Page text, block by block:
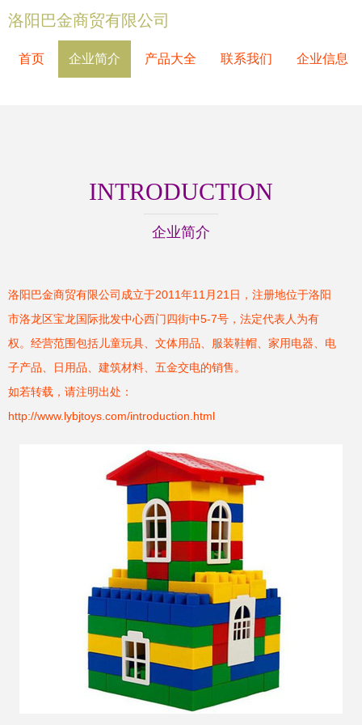
洛阳巴金商贸有限公司
首页 企业简介 产品大全 联系我们 企业信息
INTRODUCTION
企业简介
洛阳巴金商贸有限公司成立于2011年11月21日，注册地位于洛阳
市洛龙区宝龙国际批发中心西门四街中5-7号，法定代表人为有
权。经营范围包括儿童玩具、文体用品、服装鞋帽、家用电器、电
子产品、日用品、建筑材料、五金交电的销售。
如若转载，请注明出处：
http://www.lybjtoys.com/introduction.html